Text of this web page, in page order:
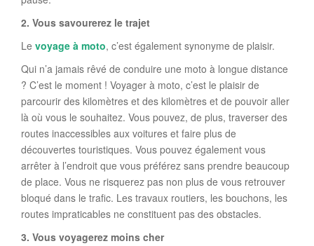
2. Vous savourerez le trajet
Le voyage à moto, c’est également synonyme de plaisir.
Qui n’a jamais rêvé de conduire une moto à longue distance
? C’est le moment ! Voyager à moto, c’est le plaisir de
parcourir des kilomètres et des kilomètres et de pouvoir aller
là où vous le souhaitez. Vous pouvez, de plus, traverser des
routes inaccessibles aux voitures et faire plus de
découvertes touristiques. Vous pouvez également vous
arrêter à l’endroit que vous préférez sans prendre beaucoup
de place. Vous ne risquerez pas non plus de vous retrouver
bloqué dans le trafic. Les travaux routiers, les bouchons, les
routes impraticables ne constituent pas des obstacles.
3. Vous voyagerez moins cher